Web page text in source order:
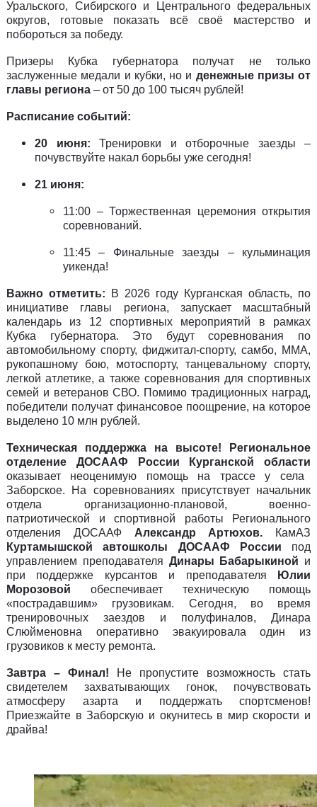
Уральского, Сибирского и Центрального федеральных
округов, готовые показать всё своё мастерство и
побороться за победу.
Призеры Кубка губернатора получат не только
заслуженные медали и кубки, но и денежные призы от
главы региона – от 50 до 100 тысяч рублей!
Расписание событий:
20 июня: Тренировки и отборочные заезды –
почувствуйте накал борьбы уже сегодня!
21 июня:
11:00 – Торжественная церемония открытия
соревнований.
11:45 – Финальные заезды – кульминация
уикенда!
Важно отметить: В 2026 году Курганская область, по
инициативе главы региона, запускает масштабный
календарь из 12 спортивных мероприятий в рамках
Кубка губернатора. Это будут соревнования по
автомобильному спорту, фиджитал-спорту, самбо, ММА,
рукопашному бою, мотоспорту, танцевальному спорту,
легкой атлетике, а также соревнования для спортивных
семей и ветеранов СВО. Помимо традиционных наград,
победители получат финансовое поощрение, на которое
выделено 10 млн рублей.
Техническая поддержка на высоте!
Региональное
отделение ДОСААФ России Курганской области
оказывает неоценимую помощь на трассе у села
Заборское. На соревнованиях присутствует начальник
отдела организационно-плановой, военно-
патриотической и спортивной работы Регионального
отделения ДОСААФ Александр Артюхов. КамАЗ
Куртамышской автошколы ДОСААФ России под
управлением преподавателя Динары Бабарыкиной и
при поддержке курсантов и преподавателя
Юлии
Морозовой обеспечивает техническую помощь
«пострадавшим» грузовикам. Сегодня, во время
тренировочных заездов и полуфиналов, Динара
Слюйменовна оперативно эвакуировала один из
грузовиков к месту ремонта.
Завтра – Финал! Не пропустите возможность стать
свидетелем захватывающих гонок, почувствовать
атмосферу азарта и поддержать спортсменов!
Приезжайте в Заборскую и окунитесь в мир скорости и
драйва!